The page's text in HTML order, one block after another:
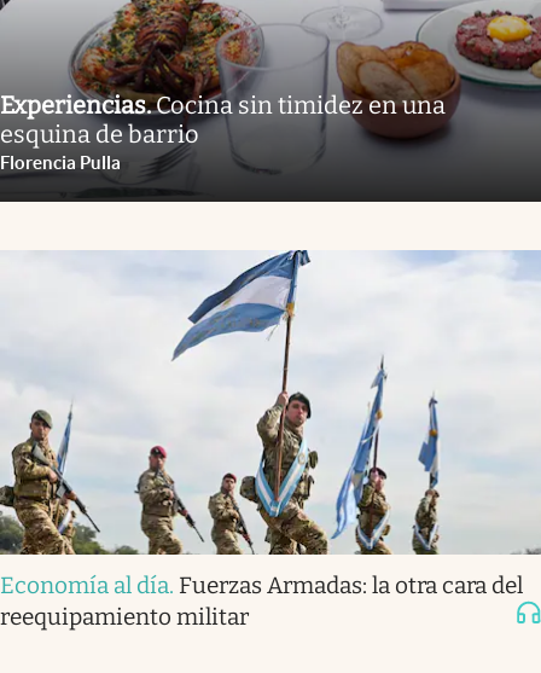
Experiencias.Cocina sin timidez en una
esquina de barrio
Florencia Pulla
Economía al día. Fuerzas Armadas: la otra cara del
reequipamiento militar